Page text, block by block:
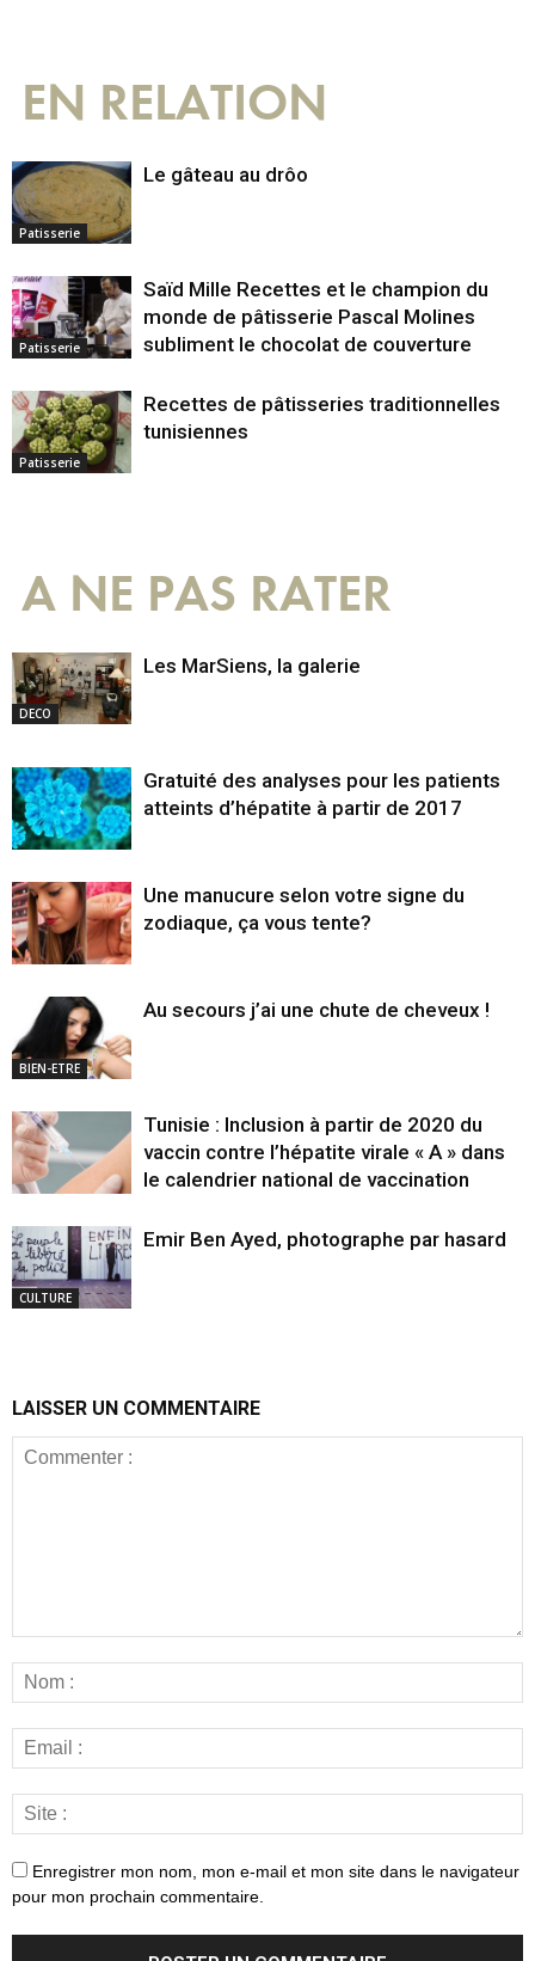
EN RELATION
Patisserie
Le gâteau au drôo
Patisserie
Saïd Mille Recettes et le champion du
monde de pâtisserie Pascal Molines
subliment le chocolat de couverture
Patisserie
Recettes de pâtisseries traditionnelles
tunisiennes
A NE PAS RATER
DECO
Les MarSiens, la galerie
Gratuité des analyses pour les patients
atteints d’hépatite à partir de 2017
Une manucure selon votre signe du
zodiaque, ça vous tente?
BIEN-ETRE
Au secours j’ai une chute de cheveux !
Tunisie : Inclusion à partir de 2020 du
vaccin contre l’hépatite virale « A » dans
le calendrier national de vaccination
CULTURE
Emir Ben Ayed, photographe par hasard
LAISSER UN COMMENTAIRE
Enregistrer mon nom, mon e-mail et mon site dans le navigateur
pour mon prochain commentaire.